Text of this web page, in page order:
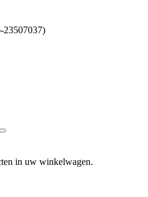
23507037)
in uw winkelwagen.